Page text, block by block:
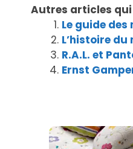
Autres articles
Le guide
L’histoire du
R.A.L. et
Ernst